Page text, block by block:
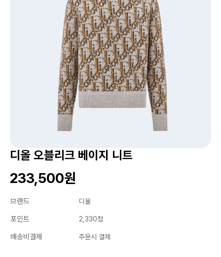
디올 오블리크 베이지 니트
233,500원
브랜드 디올
포인트 2,330점
배송비결제 주문시 결제